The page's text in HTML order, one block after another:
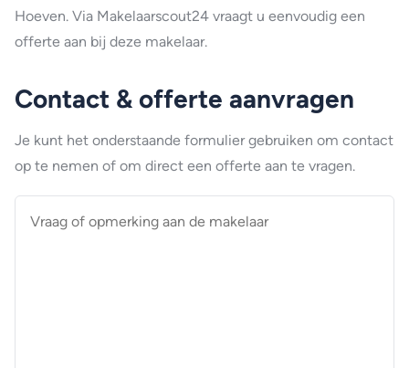
Hoeven. Via Makelaarscout24 vraagt u eenvoudig een
offerte aan bij deze makelaar.
Contact & offerte aanvragen
Je kunt het onderstaande formulier gebruiken om contact
op te nemen of om direct een offerte aan te vragen.